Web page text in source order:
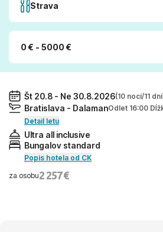
Strava
0 € - 5000 €
Št 20.8 - Ne 30.8.2026(10 nocí/11
Bratislava - DalamanOdlet 16:00
Detail letu
Ultra all inclusive
Bungalov standard
Popis hotela od CK
za osobu2 257 €